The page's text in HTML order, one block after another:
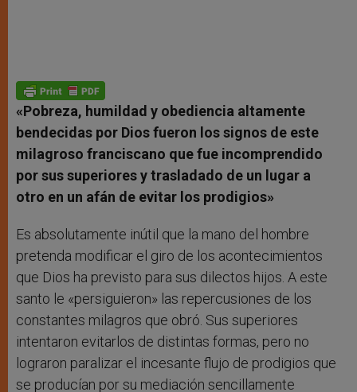
«Pobreza, humildad y obediencia altamente
bendecidas por Dios fueron los signos de este
milagroso franciscano que fue incomprendido
por sus superiores y trasladado de un lugar a
otro en un afán de evitar los prodigios»
Es absolutamente inútil que la mano del hombre
pretenda modificar el giro de los acontecimientos
que Dios ha previsto para sus dilectos hijos. A este
santo le «persiguieron» las repercusiones de los
constantes milagros que obró. Sus superiores
intentaron evitarlos de distintas formas, pero no
lograron paralizar el incesante flujo de prodigios que
se producían por su mediación sencillamente